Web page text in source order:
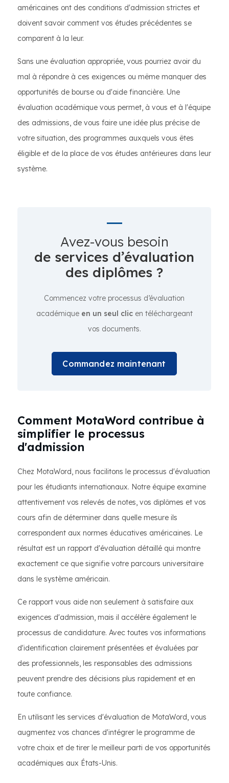
américaines ont des conditions d'admission strictes et
doivent savoir comment vos études précédentes se
comparent à la leur.
Sans une évaluation appropriée, vous pourriez avoir du
mal à répondre à ces exigences ou même manquer des
opportunités de bourse ou d'aide financière. Une
évaluation académique vous permet, à vous et à l'équipe
des admissions, de vous faire une idée plus précise de
votre situation, des programmes auxquels vous êtes
éligible et de la place de vos études antérieures dans leur
système.
Avez-vous besoin
de services d’évaluation
des diplômes ?
Commencez votre processus d’évaluation
académiqueen un seul clicen téléchargeant
vos documents.
Commandez maintenant
Comment MotaWord contribue à
simplifier le processus
d'admission
Chez MotaWord, nous facilitons le processus d'évaluation
pour les étudiants internationaux. Notre équipe examine
attentivement vos relevés de notes, vos diplômes et vos
cours afin de déterminer dans quelle mesure ils
correspondent aux normes éducatives américaines. Le
résultat est un rapport d'évaluation détaillé qui montre
exactement ce que signifie votre parcours universitaire
dans le système américain.
Ce rapport vous aide non seulement à satisfaire aux
exigences d'admission, mais il accélère également le
processus de candidature. Avec toutes vos informations
d'identification clairement présentées et évaluées par
des professionnels, les responsables des admissions
peuvent prendre des décisions plus rapidement et en
toute confiance.
En utilisant les services d'évaluation de MotaWord, vous
augmentez vos chances d'intégrer le programme de
votre choix et de tirer le meilleur parti de vos opportunités
académiques aux États-Unis.